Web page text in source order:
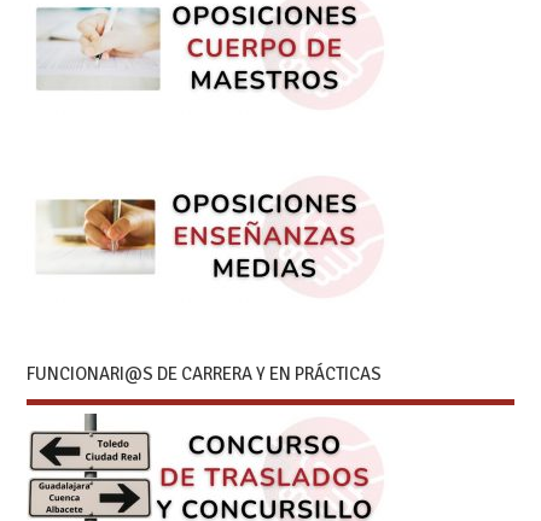
FUNCIONARI@S DE CARRERA Y EN PRÁCTICAS